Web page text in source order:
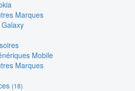
Marques
Mobile
Marques
(18)